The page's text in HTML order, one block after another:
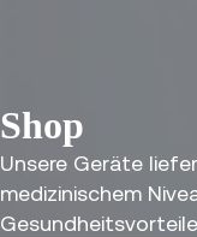
Shop
Unsere Geräte
medizinischem